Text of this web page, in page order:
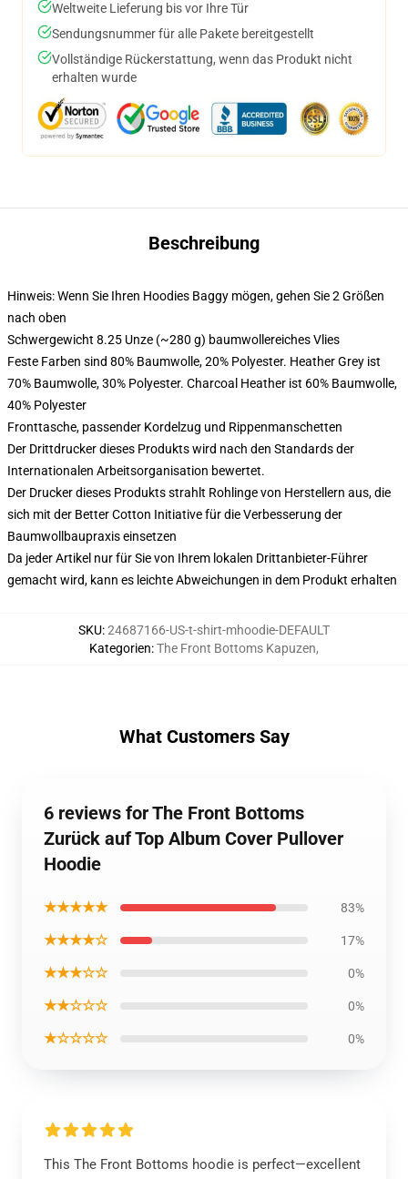
Weltweite Lieferung bis vor Ihre Tür
Sendungsnummer für alle Pakete bereitgestellt
Vollständige Rückerstattung, wenn das Produkt nicht
erhalten wurde
Beschreibung
Hinweis: Wenn Sie Ihren Hoodies Baggy mögen, gehen Sie 2 Größen
nach oben
Schwergewicht 8.25 Unze (~280 g) baumwollereiches Vlies
Feste Farben sind 80% Baumwolle, 20% Polyester. Heather Grey ist
70% Baumwolle, 30% Polyester. Charcoal Heather ist 60% Baumwolle,
40% Polyester
Fronttasche, passender Kordelzug und Rippenmanschetten
Der Drittdrucker dieses Produkts wird nach den Standards der
Internationalen Arbeitsorganisation bewertet.
Der Drucker dieses Produkts strahlt Rohlinge von Herstellern aus, die
sich mit der Better Cotton Initiative für die Verbesserung der
Baumwollbaupraxis einsetzen
Da jeder Artikel nur für Sie von Ihrem lokalen Drittanbieter-Führer
gemacht wird, kann es leichte Abweichungen in dem Produkt erhalten
SKU:24687166-US-t-shirt-mhoodie-DEFAULT
Kategorien:The Front Bottoms Kapuzen,
What Customers Say
6 reviews for The Front Bottoms
Zurück auf Top Album Cover Pullover
Hoodie
★★★★★ 83%
★★★★☆ 17%
★★★☆☆ 0%
★★☆☆☆ 0%
★☆☆☆☆ 0%
This The Front Bottoms hoodie is perfect—excellent